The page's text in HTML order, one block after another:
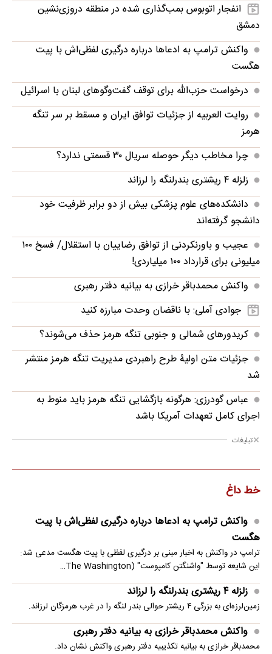
انفجار اتوبوس بمب‌گذاری شده در منطقه دروزی‌نشین
دمشق
واکنش ترامپ به ادعاها درباره درگیری لفظی‌اش با پیت
هگست
درخواست حزب‌الله برای توقف گفت‌وگوهای لبنان با اسرائیل
روایت العربیه از جزئیات توافق ایران و مسقط بر سر تنگه
هرمز
چرا مخاطب دیگر حوصله سریال ۳۰ قسمتی ندارد؟
زلزله ۴ ریشتری بندرلنگه را لرزاند
دانشکده‌های علوم پزشکی بیش از دو برابر ظرفیت خود
دانشجو گرفته‌اند
عجیب و باورنکردنی از توافق رضاییان با استقلال/ فسخ ۱۰۰
میلیونی برای قرارداد ۱۰۰ میلیاردی!
واکنش محمدباقر خرازی به بیانیه دفتر رهبری
جوادی آملی: با ناقضان وحدت مبارزه کنید
کریدورهای شمالی و جنوبی تنگه هرمز حذف می‌شوند؟
جزئیات متن اولیۀ طرح راهبردی مدیریت تنگه هرمز منتشر
شد
عباس گودرزی: هرگونه بازگشایی تنگه هرمز باید منوط به
اجرای کامل تعهدات آمریکا باشد
تبلیغات
خط داغ
واکنش ترامپ به ادعاها درباره درگیری لفظی‌اش با پیت
هگست
ترامپ در واکنش به اخبار مبنی بر درگیری لفظی با پیت هگست مدعی شد:
این شایعه توسط "واشنگتن کامپوست" (The Washington…
زلزله ۴ ریشتری بندرلنگه را لرزاند
زمین‌لرزه‌ای به بزرگی ۴ ریشتر حوالی بندر لنگه را در غرب هرمزگان لرزاند.
واکنش محمدباقر خرازی به بیانیه دفتر رهبری
محمدباقر خرازی به بیانیه تکذیبیه دفتر رهبری واکنش نشان داد.